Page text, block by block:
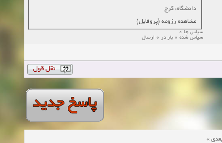
دانشگاه: کرج
مشاهده رزومه (پروفایل)
سپاس ها 0
سپاس شده 0 بار در 0 ارسال
»